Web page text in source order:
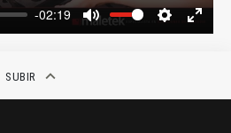
-02:19
Mute Settings
Enter
SUBIR keyboard_arrow_up